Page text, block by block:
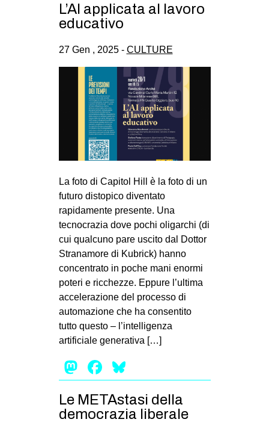
bsky
ms
SEARCH
L’AI applicata al lavoro
educativo
27 Gen , 2025 - CULTURE
La foto di Capitol Hill è la foto di un
futuro distopico diventato
rapidamente presente. Una
tecnocrazia dove pochi oligarchi (di
cui qualcuno pare uscito dal Dottor
Stranamore di Kubrick) hanno
concentrato in poche mani enormi
poteri e ricchezze. Eppure l’ultima
accelerazione del processo di
automazione che ha consentito
tutto questo – l’intelligenza
artificiale generativa […]
Mastodon
Facebook
Le METAstasi della
democrazia liberale